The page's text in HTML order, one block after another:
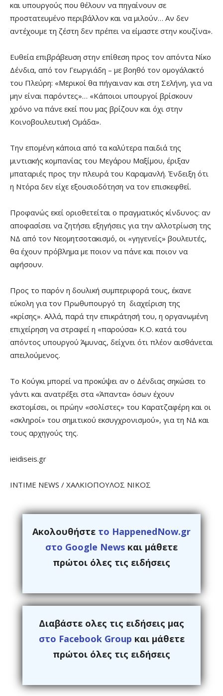
και υπουργούς που θέλουν να πηγαίνουν σε
προστατευμένο περιβάλλον και να μιλούν… Αν δεν
αντέχουμε τη ζέστη δεν πρέπει να είμαστε στην κουζίνα».
Ευθεία επιβράβευση στην επίθεση προς τον απόντα Νίκο
Δένδια, από τον Γεωργιάδη – με βοηθό τον ομογάλακτό
του Πλεύρη: «Μερικοί θα πήγαιναν και στη Σελήνη, για να
μην είναι παρόντες»… «Κάποιοι υπουργοί βρίσκουν
χρόνο να πάνε εκεί που μας βρίζουν και όχι στην
Κοινοβουλευτική Ομάδα».
Την επομένη κάποια από τα καλύτερα παιδιά της
μιντιακής κομπανίας του Μεγάρου Μαξίμου, έριξαν
μπαταριές προς την πλευρά του Καραμανλή. Ένδειξη ότι
η Ντόρα δεν είχε εξουσιοδότηση να τον επισκεφθεί.
Προφανώς εκεί οριοθετείται ο πραγματικός κίνδυνος: αν
αποφασίσει να ζητήσει εξηγήσεις για την αλλοτρίωση της
ΝΔ από τον Νεομητσοτακισμό, οι «γηγενείς» βουλευτές,
θα έχουν πρόβλημα με ποιον να πάνε και ποιον να
αφήσουν.
Προς το παρόν η δουλική συμπεριφορά τους, έκανε
εύκολη για τον Πρωθυπουργό τη διαχείριση της
«κρίσης». Αλλά, παρά την επικράτησή του, η οργανωμένη
επιχείρηση να στραφεί η «παρούσα» Κ.Ο. κατά του
απόντος υπουργού Άμυνας, δείχνει ότι πλέον αισθάνεται
απειλούμενος.
Το Κούγκι μπορεί να προκύψει αν ο Δένδιας σηκώσει το
γάντι και ανατρέξει στα «Άπαντα» όσων έχουν
εκστομίσει, οι πρώην «σολίστες» του Καρατζαφέρη και οι
«σκληροί» του σημιτικού εκσυγχρονισμού», για τη ΝΔ και
τους αρχηγούς της.
ieidiseis.gr
INTIME NEWS / ΧΑΛΚΙΟΠΟΥΛΟΣ ΝΙΚΟΣ
Ακολουθήστε το HappenedNow.gr
στο Google News και μάθετε
πρώτοι όλες τις ειδήσεις
Διαβάστε ολες τις ειδήσεις μας
στο Facebook Group και μάθετε
πρώτοι όλες τις ειδήσεις